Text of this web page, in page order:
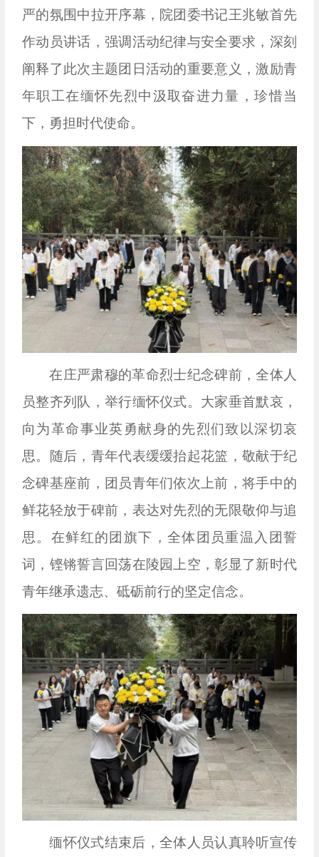
严的氛围中拉开序幕，院团委书记王兆敏首先
作动员讲话，强调活动纪律与安全要求，深刻
阐释了此次主题团日活动的重要意义，激励青
年职工在缅怀先烈中汲取奋进力量，珍惜当
下，勇担时代使命。
在庄严肃穆的革命烈士纪念碑前，全体人
员整齐列队，举行缅怀仪式。大家垂首默哀，
向为革命事业英勇献身的先烈们致以深切哀
思。随后，青年代表缓缓抬起花篮，敬献于纪
念碑基座前，团员青年们依次上前，将手中的
鲜花轻放于碑前，表达对先烈的无限敬仰与追
思。在鲜红的团旗下，全体团员重温入团誓
词，铿锵誓言回荡在陵园上空，彰显了新时代
青年继承遗志、砥砺前行的坚定信念。
缅怀仪式结束后，全体人员认真聆听宣传